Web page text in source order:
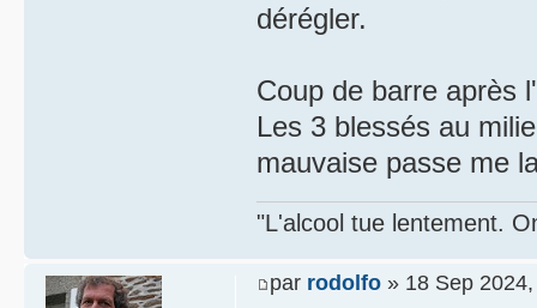
dérégler.
Coup de barre après
Les 3 blessés au
mauvaise passe me
"L'alcool tue lentement.
par rodolfo » 18 Sep